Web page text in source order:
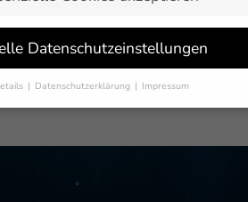
Partner“ des VfB Friedrichshafen.
ist, haben die
Partnerkategorie,
Datenschutzeinstellungen
Datenschutzerklärung Impressum
Ihre Erziehungsberechtigten um Erlaubnis
andere Technologien auf unserer Website.